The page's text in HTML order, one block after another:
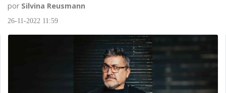
por Silvina Reusmann
26-11-2022 11:59